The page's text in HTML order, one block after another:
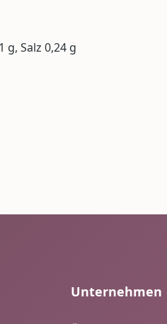
g, Salz 0,24 g
Unternehmen